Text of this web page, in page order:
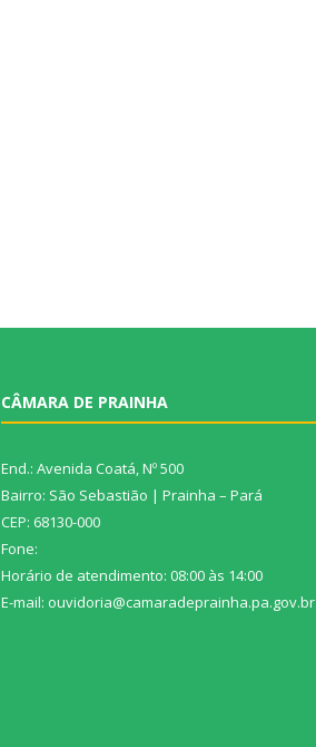
CÂMARA DE PRAINHA
End.: Avenida Coatá, Nº 500
Bairro: São Sebastião | Prainha – Pará
CEP: 68130-000
Fone:
Horário de atendimento: 08:00 às 14:00
E-mail: ouvidoria@camaradeprainha.pa.gov.br